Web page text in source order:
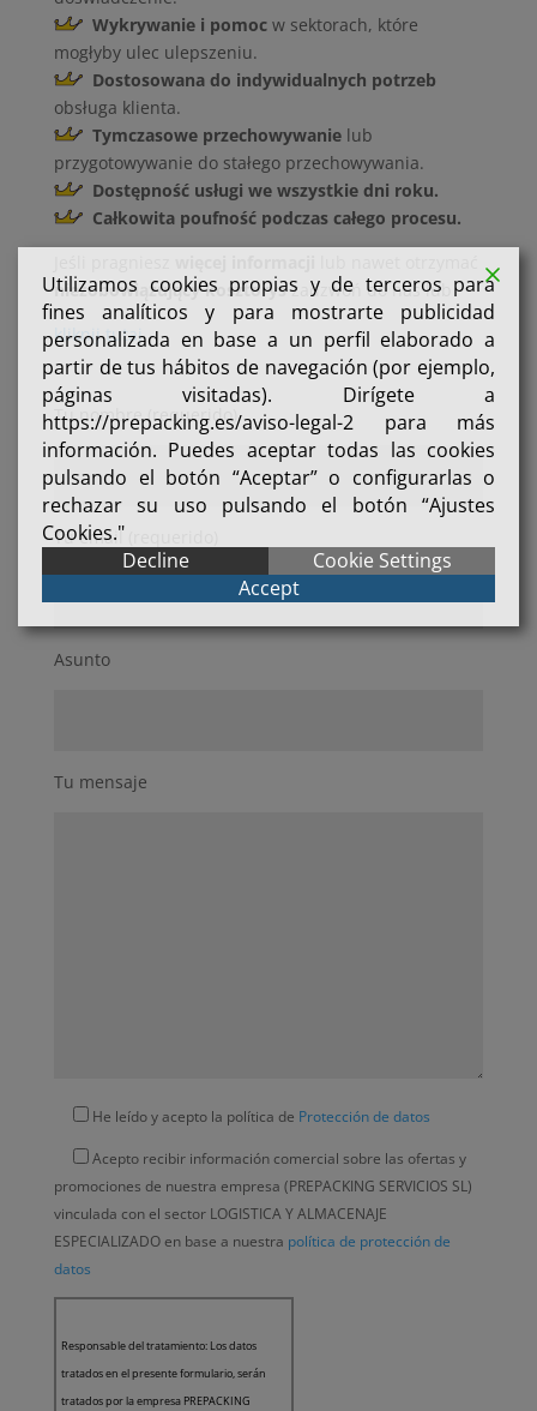
Wykrywanie i pomocw sektorach, które
mogłyby ulec ulepszeniu.
Dostosowana do indywidualnych potrzeb
obsługa klienta.
Tymczasowe przechowywanie lub
przygotowywanie do stałego przechowywania.
Dostępność usługi we wszystkie dni roku.
Całkowita poufność podczas całego procesu.
niezobowiązujący kosztoryszadzwoń do nas lub
kliknij tutaj
Tu nombre (requerido)
Tu email (requerido)
Asunto
Tu mensaje
He leído y acepto la política de Protección de datos
Acepto recibir información comercial sobre las ofertas y
promociones de nuestra empresa (PREPACKING SERVICIOS SL)
vinculada con el sector LOGISTICA Y ALMACENAJE
ESPECIALIZADO en base a nuestra política de protección de
datos
Responsable del tratamiento: Los datos
tratados en el presente formulario, serán
tratados por la empresa PREPACKING
Utilizamos cookies propias y de terceros para
fines analíticos y para mostrarte publicidad
personalizada en base a un perfil elaborado a
partir de tus hábitos de navegación (por ejemplo,
páginas visitadas). Dirígete a
https://prepacking.es/aviso-legal-2 para más
información. Puedes aceptar todas las cookies
pulsando el botón “Aceptar” o configurarlas o
rechazar su uso pulsando el botón “Ajustes
Cookies."
Decline
Cookie Settings
Accept